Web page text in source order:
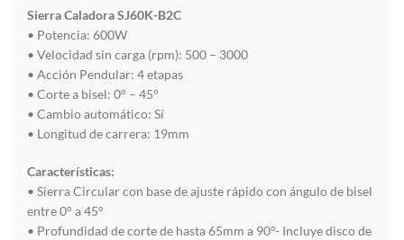
Sierra Caladora SJ60K-B2C
• Potencia: 600W
• Velocidad sin carga (rpm): 500 – 3000
• Acción Pendular: 4 etapas
• Corte a bisel: 0° – 45°
• Cambio automático: Sí
• Longitud de carrera: 19mm
Características:
• Sierra Circular con base de ajuste rápido con ángulo de bisel
entre 0° a 45°
• Profundidad de corte de hasta 65mm a 90°- Incluye disco de